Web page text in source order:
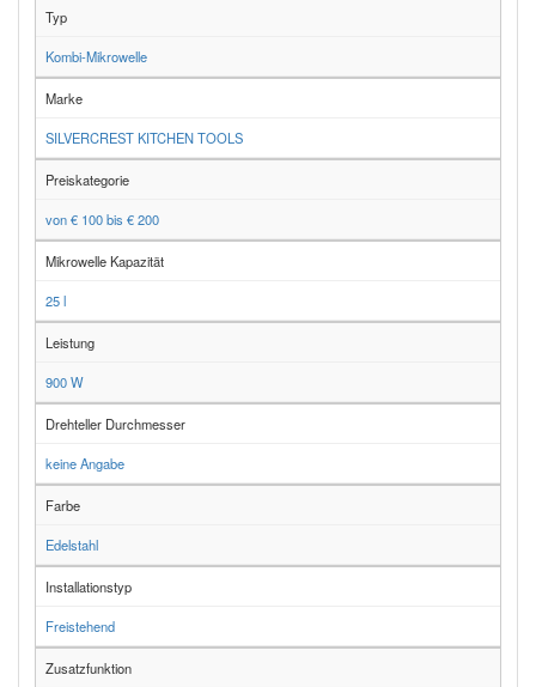
Typ
Kombi-Mikrowelle
Marke
SILVERCREST KITCHEN TOOLS
Preiskategorie
von € 100 bis € 200
Mikrowelle Kapazität
25 l
Leistung
900 W
Drehteller Durchmesser
keine Angabe
Farbe
Edelstahl
Installationstyp
Freistehend
Zusatzfunktion